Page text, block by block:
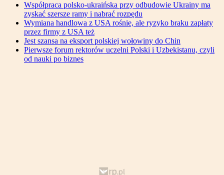
Współpraca polsko-ukraińska przy odbudowie Ukrainy ma
zyskać szersze ramy i nabrać rozpędu
Wymiana handlowa z USA rośnie, ale ryzyko braku zapłaty
przez firmy z USA też
Jest szansa na eksport polskiej wołowiny do Chin
Pierwsze forum rektorów uczelni Polski i Uzbekistanu, czyli
od nauki po biznes